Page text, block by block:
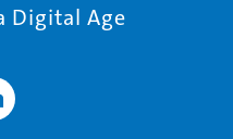
Digital Age